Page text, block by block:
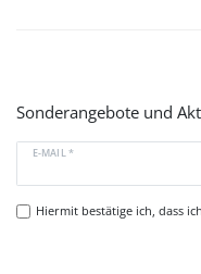
Sonderangebote und
E-MAIL *
Hiermit bestätige ich, dass